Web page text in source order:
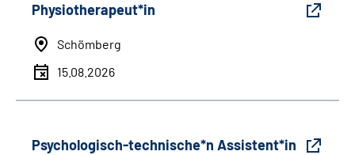
Physiotherapeut*in
Schömberg
15.08.2026
Psychologisch-technische*n Assistent*in